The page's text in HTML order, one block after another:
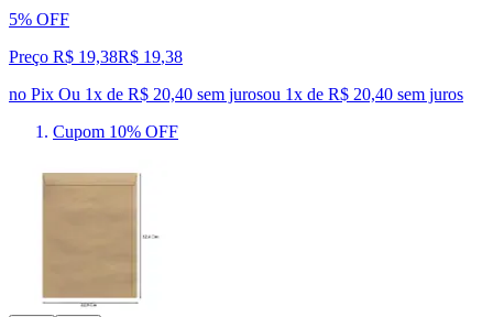
5% OFF
Preço R$ 19,38R$ 19,38
no Pix Ou 1x de R$ 20,40 sem jurosou 1x de R$ 20,40 sem juros
Cupom 10% OFF